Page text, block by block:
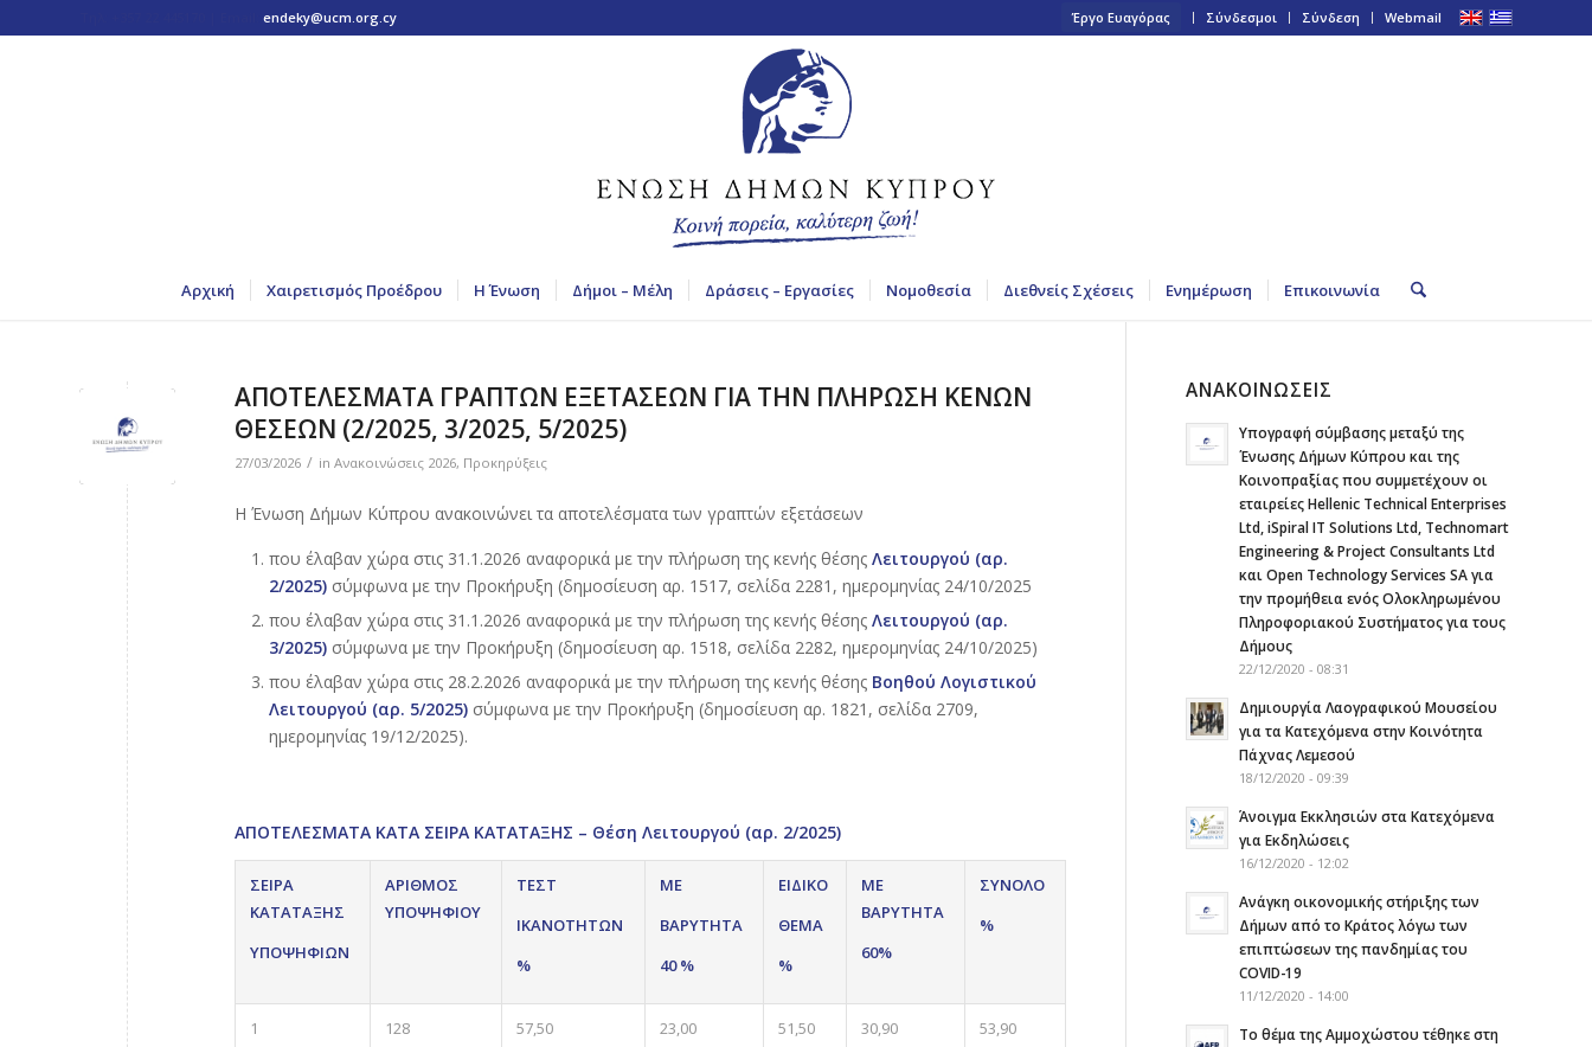
Έργο Ευαγόρας Σύνδεσμοι Σύνδεση Webmail
endeky@ucm.org.cy
Αρχική Χαιρετισμός Προέδρου Η Ένωση Δήμοι – Μέλη Δράσεις – Εργασίες Νομοθεσία Διεθνείς Σχέσεις Ενημέρωση Επικοινωνία
ΑΠΟΤΕΛΕΣΜΑΤΑ ΓΡΑΠΤΩΝ ΕΞΕΤΑΣΕΩΝ ΓΙΑ ΤΗΝ ΠΛΗΡΩΣΗ ΚΕΝΩΝ
ΘΕΣΕΩΝ (2/2025, 3/2025, 5/2025)
27/03/2026 / in Ανακοινώσεις 2026, Προκηρύξεις
Η Ένωση Δήμων Κύπρου ανακοινώνει τα αποτελέσματα των γραπτών εξετάσεων
που έλαβαν χώρα στις 31.1.2026 αναφορικά με την πλήρωση της κενής θέσης Λειτουργού (αρ.
2/2025) σύμφωνα με την Προκήρυξη (δημοσίευση αρ. 1517, σελίδα 2281, ημερομηνίας 24/10/2025
που έλαβαν χώρα στις 31.1.2026 αναφορικά με την πλήρωση της κενής θέσης Λειτουργού (αρ.
3/2025) σύμφωνα με την Προκήρυξη (δημοσίευση αρ. 1518, σελίδα 2282, ημερομηνίας 24/10/2025)
που έλαβαν χώρα στις 28.2.2026 αναφορικά με την πλήρωση της κενής θέσης Βοηθού Λογιστικού
Λειτουργού (αρ. 5/2025) σύμφωνα με την Προκήρυξη (δημοσίευση αρ. 1821, σελίδα 2709,
ημερομηνίας 19/12/2025).
ΑΠΟΤΕΛΕΣΜΑΤΑ ΚΑΤΑ ΣΕΙΡΑ ΚΑΤΑΤΑΞΗΣ – Θέση Λειτουργού (αρ. 2/2025)
ΣΕΙΡΑ
ΚΑΤΑΤΑΞΗΣ
ΥΠΟΨΗΦΙΩΝ
ΑΡΙΘΜΟΣ
ΥΠΟΨΗΦΙΟΥ
ΤΕΣΤ
ΙΚΑΝΟΤΗΤΩΝ
%
ΜΕ
ΒΑΡΥΤΗΤΑ
40 %
ΕΙΔΙΚΟ
ΘΕΜΑ
%
ΜΕ
ΒΑΡΥΤΗΤΑ
60%
ΣΥΝΟΛΟ
%
1 128 57,50 23,00 51,50 30,90 53,90
ΑΝΑΚΟΙΝΩΣΕΙΣ
Υπογραφή σύμβασης μεταξύ της
Ένωσης Δήμων Κύπρου και της
Κοινοπραξίας που συμμετέχουν οι
εταιρείες Hellenic Technical Enterprises
Ltd, iSpiral IT Solutions Ltd, Technomart
Engineering & Project Consultants Ltd
και Open Technology Services SA για
την προμήθεια ενός Ολοκληρωμένου
Πληροφοριακού Συστήματος για τους
Δήμους
22/12/2020 - 08:31
Δημιουργία Λαογραφικού Μουσείου
για τα Κατεχόμενα στην Κοινότητα
Πάχνας Λεμεσού
18/12/2020 - 09:39
Άνοιγμα Εκκλησιών στα Κατεχόμενα
για Εκδηλώσεις
16/12/2020 - 12:02
Ανάγκη οικονομικής στήριξης των
Δήμων από το Κράτος λόγω των
επιπτώσεων της πανδημίας του
COVID-19
11/12/2020 - 14:00
Το θέμα της Αμμοχώστου τέθηκε στη